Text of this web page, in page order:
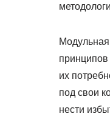
их
под свои
нести